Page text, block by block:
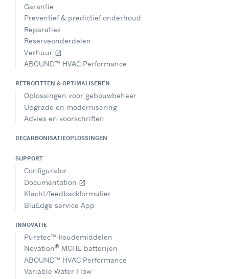
Garantie
Preventief & predictief onderhoud
Reparaties
Reserveonderdelen
Verhuur open_in_new
ABOUND™ HVAC Performance
RETROFITTEN & OPTIMALISEREN
Oplossingen voor gebouwbeheer
Upgrade en modernisering
Advies en voorschriften
DECARBONISATIEOPLOSSINGEN
SUPPORT
Configurator
Documentation open_in_new
Klacht/feedbackformulier
BluEdge service App
INNOVATIE
Puretec™-koudemiddelen
Novation® MCHE-batterijen
ABOUND™ HVAC Performance
Variable Water Flow